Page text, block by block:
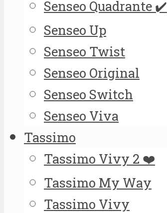
Senseo Quadrante ✔️
Senseo Up
Senseo Twist
Senseo Original
Senseo Switch
Senseo Viva
Tassimo
Tassimo Vivy 2 ❤️
Tassimo My Way
Tassimo Vivy